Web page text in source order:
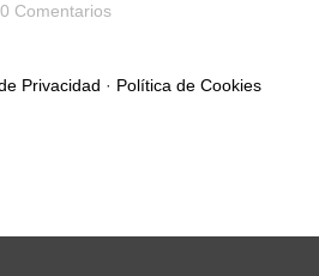
0 Comentarios
Privacidad · Política de Cookies